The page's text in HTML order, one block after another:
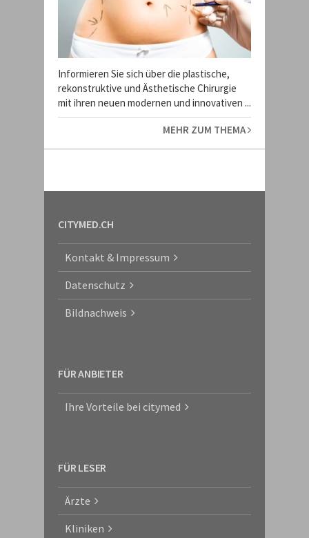
Informieren Sie sich über die plastische,
rekonstruktive und Ästhetische Chirurgie
mit ihren neuen modernen und innovativen ...
MEHR ZUM THEMA
CITYMED.CH
Kontakt & Impressum
Datenschutz
Bildnachweis
FÜR ANBIETER
Ihre Vorteile bei citymed
FÜR LESER
Ärzte
Kliniken